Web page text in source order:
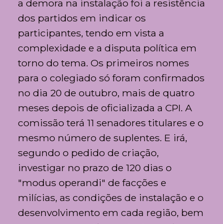
a demora na instalação foi a resistência
dos partidos em indicar os
participantes, tendo em vista a
complexidade e a disputa política em
torno do tema. Os primeiros nomes
para o colegiado só foram confirmados
no dia 20 de outubro, mais de quatro
meses depois de oficializada a CPI. A
comissão terá 11 senadores titulares e o
mesmo número de suplentes. E irá,
segundo o pedido de criação,
investigar no prazo de 120 dias o
"modus operandi" de facções e
milícias, as condições de instalação e o
desenvolvimento em cada região, bem